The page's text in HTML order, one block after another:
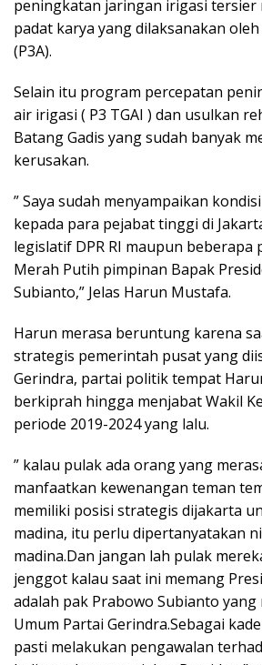
peningkatan jaringan irigasi tersier
padat karya yang dilaksanakan
(P3A).
Selain itu program percepatan
air irigasi ( P3 TGAI ) dan usulkan
Batang Gadis yang sudah banyak
kerusakan.
” Saya sudah menyampaikan
kepada para pejabat tinggi di
legislatif DPR RI maupun beberapa
Merah Putih pimpinan Bapak
Subianto,” Jelas Harun Mustafa.
Harun merasa beruntung karena
strategis pemerintah pusat yang
Gerindra, partai politik tempat
berkiprah hingga menjabat Wakil
periode 2019-2024 yang lalu.
” kalau pulak ada orang yang
manfaatkan kewenangan teman
memiliki posisi strategis dijakarta
madina, itu perlu dipertanyatakan
madina.Dan jangan lah pulak
jenggot kalau saat ini memang
adalah pak Prabowo Subianto
Umum Partai Gerindra.Sebagai
pasti melakukan pengawalan